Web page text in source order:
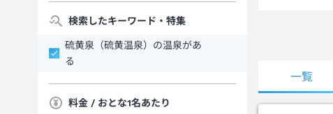
検索したキーワード・特集
硫黄泉（硫黄温泉）の温泉があ
る
料金 / おとな1名あたり
一覧